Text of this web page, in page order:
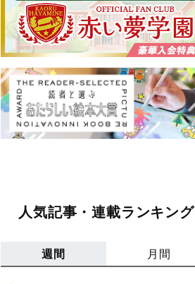
人気記事・連載ランキング
週間 月間